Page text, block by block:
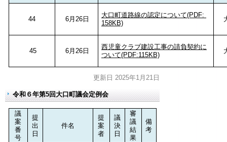
44 6月26日
大口町道路線の認定について(PDF:
158KB)
45 6月26日
西児童クラブ建設工事の請負契約に
ついて(PDF:115KB)
更新日 2025年1月21日
令和６年第5回大口町議会定例会
議
案
番
号
提
出
日
件名
提
案
者
議
決
日
審
議
結
果
備
考